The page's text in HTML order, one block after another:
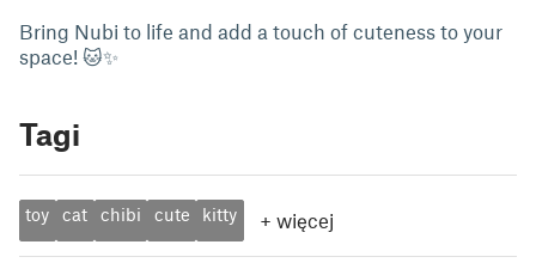
Bring Nubi to life and add a touch of cuteness to your
space! 🐱✨
Tagi
toy cat chibi cute kitty + więcej